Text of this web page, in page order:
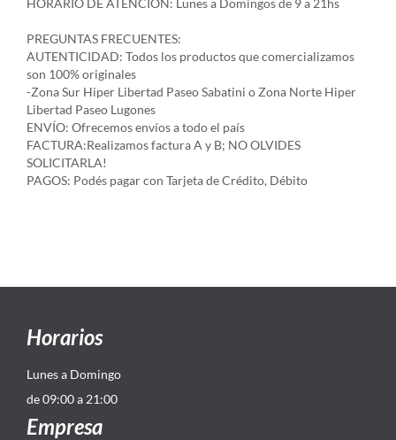
HORARIO DE ATENCIÓN: Lunes a Domingos de 9 a 21hs
PREGUNTAS FRECUENTES:
AUTENTICIDAD: Todos los productos que comercializamos
son 100% originales
-Zona Sur Hiper Libertad Paseo Sabatini o Zona Norte Hiper
Libertad Paseo Lugones
ENVÍO: Ofrecemos envíos a todo el país
FACTURA:Realizamos factura A y B; NO OLVIDES
SOLICITARLA!
PAGOS: Podés pagar con Tarjeta de Crédito, Débito
Horarios
Lunes a Domingo
de 09:00 a 21:00
Empresa